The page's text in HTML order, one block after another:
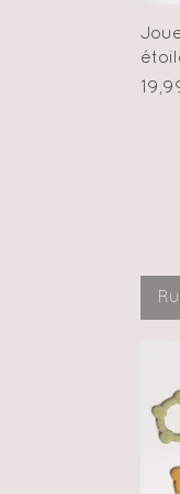
Prix